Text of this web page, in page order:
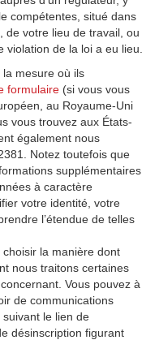
compétentes, situé dans
de votre lieu de travail, ou
de la loi a eu lieu.
mesure où ils
formulaire (si vous vous
au Royaume-Uni
vous trouvez aux États-
également nous
Notez toutefois que
supplémentaires
à caractère
votre identité, votre
l’étendue de telles
la manière dont
nous traitons certaines
Vous pouvez à
de communications
le lien de
désinscription figurant